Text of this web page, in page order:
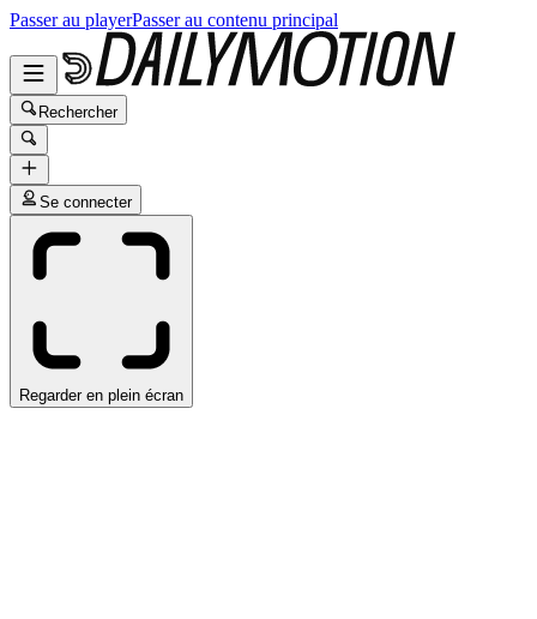
Passer au playerPasser au contenu principal
Rechercher
Se connecter
Regarder en plein écran